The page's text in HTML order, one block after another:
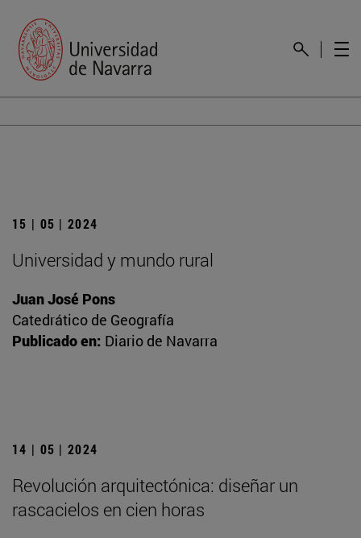
15 | 05 | 2024
Universidad y mundo rural
Juan José Pons
Catedrático de Geografía
Publicado en: Diario de Navarra
14 | 05 | 2024
Revolución arquitectónica: diseñar un
rascacielos en cien horas